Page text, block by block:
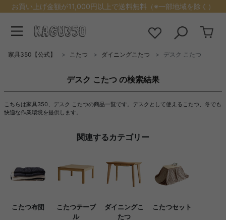
お買い上げ金額が11,000円以上で送料無料（※一部地域を除く）
家具350【公式】 こたつ ダイニングこたつ デスク こたつ
デスク こたつ の検索結果
こちらは家具350、デスク こたつの商品一覧です。デスクとして使えるこたつ、冬でも
快適な作業環境を提供します。
関連するカテゴリー
こたつ布団
こたつテーブ
ル
ダイニングこ
たつ
こたつセット